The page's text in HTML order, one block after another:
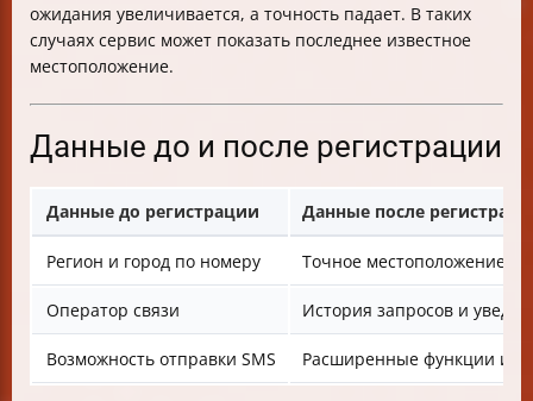
ожидания увеличивается, а точность падает. В таких
случаях сервис может показать последнее известное
местоположение.
Данные до и после регистрации
Данные до регистрации Данные после
Регион и город по номеру Точное местоположение на
Оператор связи История запросов и
Возможность отправки SMS Расширенные функции и